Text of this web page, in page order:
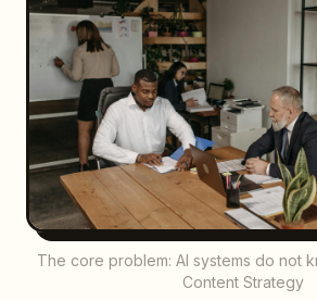
The core problem: AI systems do not
Content Strategy